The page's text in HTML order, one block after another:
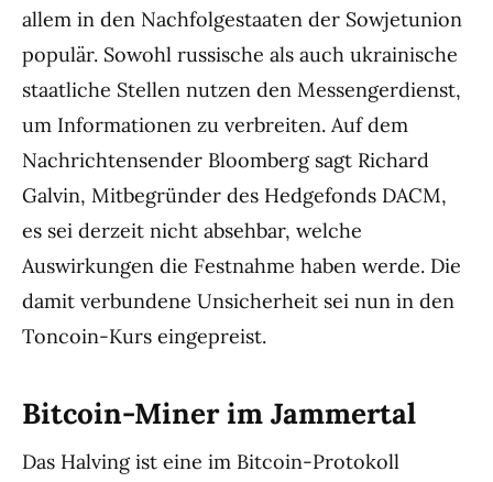
allem in den Nachfolgestaaten der Sowjetunion
populär. Sowohl russische als auch ukrainische
staatliche Stellen nutzen den Messengerdienst,
um Informationen zu verbreiten. Auf dem
Nachrichtensender Bloomberg sagt Richard
Galvin, Mitbegründer des Hedgefonds DACM,
es sei derzeit nicht absehbar, welche
Auswirkungen die Festnahme haben werde. Die
damit verbundene Unsicherheit sei nun in den
Toncoin-Kurs eingepreist.
Bitcoin-Miner im Jammertal
Das Halving ist eine im Bitcoin-Protokoll